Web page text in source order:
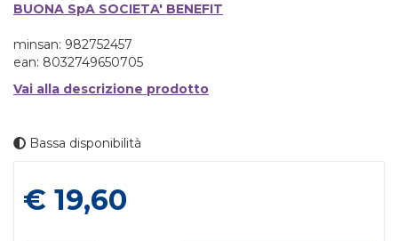
BUONA SpA SOCIETA' BENEFIT
minsan: 982752457
ean: 8032749650705
Vai alla descrizione prodotto
Bassa disponibilità
Prezzo
€ 19,60